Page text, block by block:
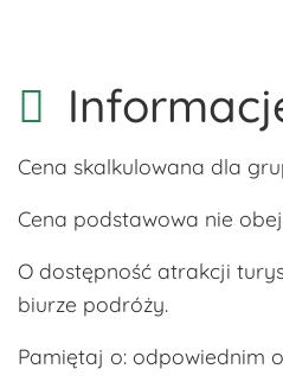
Cena skalkulowana dla
Cena podstawowa nie
O dostępność atrakcji
biurze podróży.
Pamiętaj o: odpowiednim